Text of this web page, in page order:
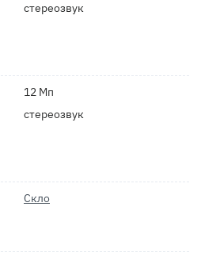
стереозвук
12 Мп
стереозвук
Скло